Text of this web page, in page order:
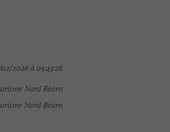
02/2026 à 03:43:28
Nord Béarn
Nord Béarn